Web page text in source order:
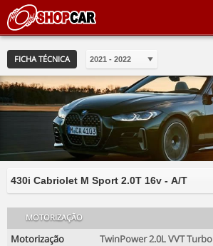
FICHA TÉCNICA
MOTORIZAÇÃO
Motorização
TwinPower 2.0L VVT Turbo